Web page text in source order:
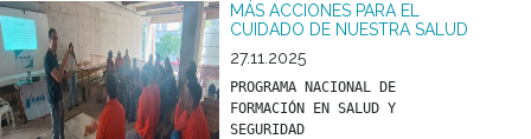
MÁS ACCIONES PARA EL
CUIDADO DE NUESTRA SALUD
27.11.2025
PROGRAMA NACIONAL DE
FORMACIÓN EN SALUD Y
SEGURIDAD